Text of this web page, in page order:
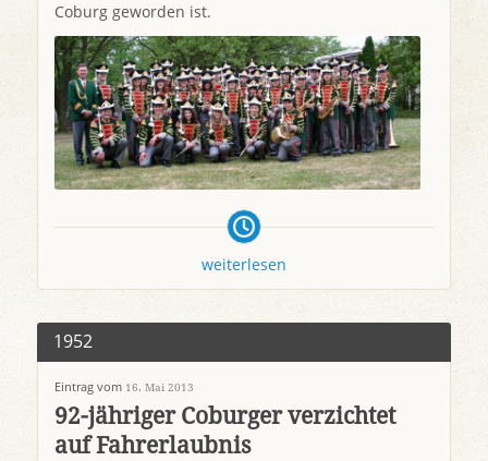
Coburg geworden ist.
weiterlesen
1952
Eintrag vom 16. Mai 2013
92-jähriger Coburger verzichtet
auf Fahrerlaubnis